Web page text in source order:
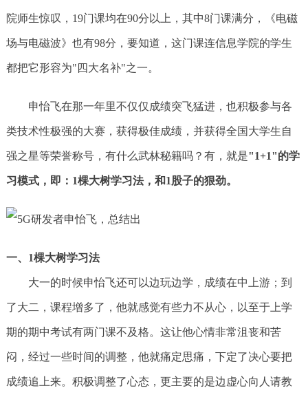
院师生惊叹，19门课均在90分以上，其中8门课满分，《电磁
场与电磁波》也有98分，要知道，这门课连信息学院的学生
都把它形容为"四大名补"之一。
申怡飞在那一年里不仅仅成绩突飞猛进，也积极参与各
类技术性极强的大赛，获得极佳成绩，并获得全国大学生自
强之星等荣誉称号，有什么武林秘籍吗？有，就是"1+1"的学
习模式，即：1棵大树学习法，和1股子的狠劲。
一、1棵大树学习法
大一的时候申怡飞还可以边玩边学，成绩在中上游；到
了大二，课程增多了，他就感觉有些力不从心，以至于上学
期的期中考试有两门课不及格。这让他心情非常沮丧和苦
闷，经过一些时间的调整，他就痛定思痛，下定了决心要把
成绩追上来。积极调整了心态，更主要的是边虚心向人请教